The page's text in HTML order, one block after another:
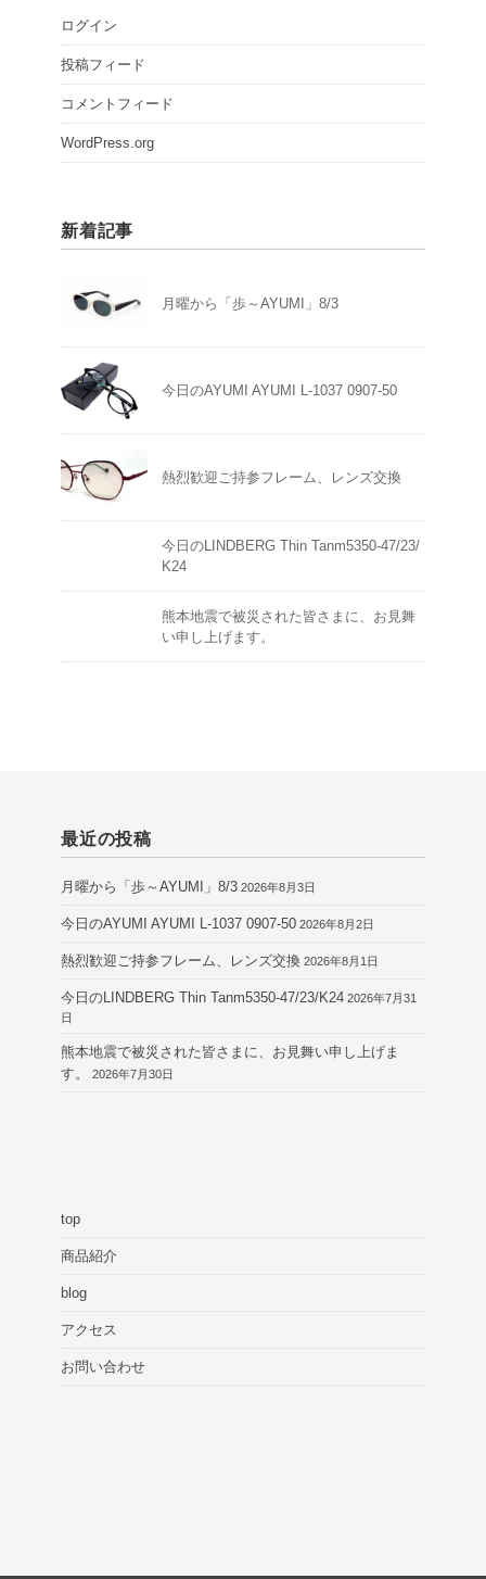
ログイン
投稿フィード
コメントフィード
WordPress.org
新着記事
月曜から「歩～AYUMI」8/3
今日のAYUMI AYUMI L-1037 0907-50
熱烈歓迎ご持参フレーム、レンズ交換
今日のLINDBERG Thin Tanm5350-47/23/
K24
熊本地震で被災された皆さまに、お見舞
い申し上げます。
最近の投稿
月曜から「歩～AYUMI」8/3 2026年8月3日
今日のAYUMI AYUMI L-1037 0907-50 2026年8月2日
熱烈歓迎ご持参フレーム、レンズ交換 2026年8月1日
今日のLINDBERG Thin Tanm5350-47/23/K24 2026年7月31
日
熊本地震で被災された皆さまに、お見舞い申し上げま
す。
2026年7月30日
top
商品紹介
blog
アクセス
お問い合わせ